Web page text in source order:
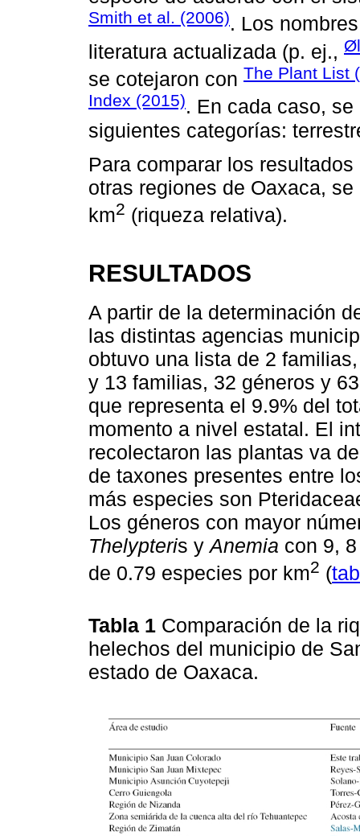
Smith et al. (2006). Los
literatura actualizada (p. ej.,
se cotejaron con The Plant List
Index (2015). En cada caso,
siguientes categorías:
Para comparar los
otras regiones de Oaxaca,
km2 (riqueza relativa).
RESULTADOS
A partir de la determinación
las distintas agencias
obtuvo una lista de 2
y 13 familias, 32 géneros y
que representa el 9.9% del
momento a nivel estatal. El
recolectaron las plantas va
de taxones presentes entre
más especies son
Los géneros con mayor
Thelypteris y Anemia con 9,
de 0.79 especies por km2 (
Tabla 1 Comparación de la
helechos del municipio de
estado de Oaxaca.